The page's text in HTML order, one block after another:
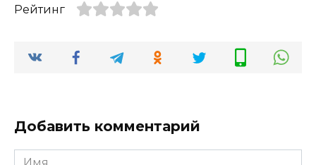
Рейтинг
Добавить комментарий
Имя